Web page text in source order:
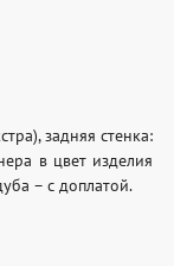
задняя стенка:
в цвет изделия
– с доплатой.